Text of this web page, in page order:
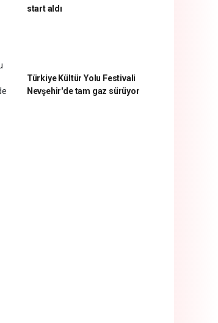
start aldı
Türkiye Kültür Yolu Festivali
Nevşehir'de tam gaz sürüyor